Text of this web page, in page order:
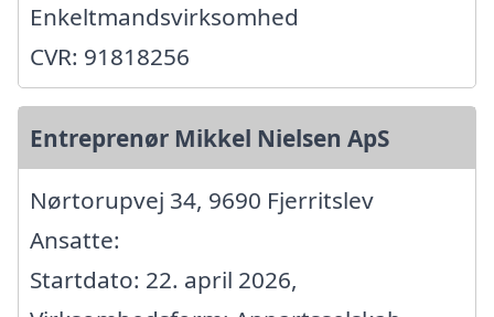
Enkeltmandsvirksomhed
CVR: 91818256
Entreprenør Mikkel Nielsen ApS
Nørtorupvej 34, 9690 Fjerritslev
Ansatte:
Startdato: 22. april 2026,